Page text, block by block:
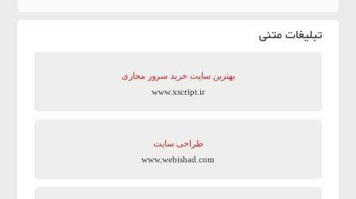
تبلیغات متنی
بهترین سایت‌ خرید سرور مجازی
www.xscript.ir
طراحی سایت
www.webishad.com